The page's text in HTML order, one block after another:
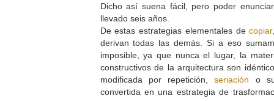
Dicho así suena fácil, pero poder
llevado seis años.
De estas estrategias elementales decopiar
derivan todas las demás. Si a eso
imposible, ya que nunca el lugar, la
constructivos de la arquitectura son
modificada por repetición,seriación o
convertida en una estrategia de